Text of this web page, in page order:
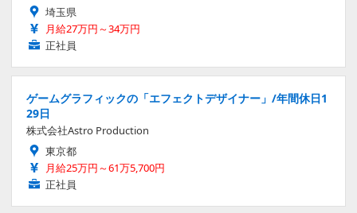
埼玉県
月給27万円～34万円
正社員
ゲームグラフィックの「エフェクトデザイナー」/年間休日1
29日
株式会社Astro Production
東京都
月給25万円～61万5,700円
正社員